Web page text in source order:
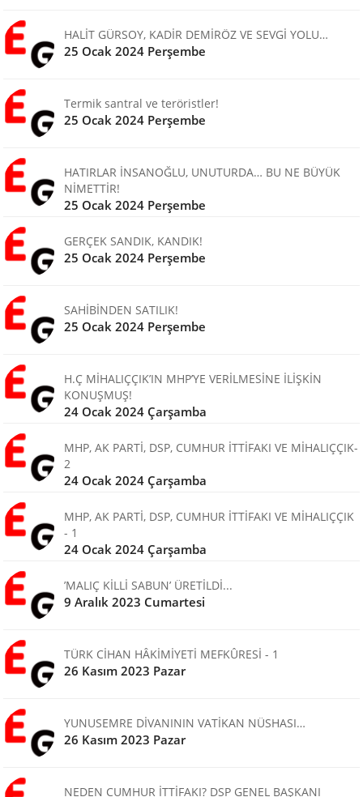
HALİT GÜRSOY, KADİR DEMİRÖZ VE SEVGİ YOLU…
25 Ocak 2024 Perşembe
Termik santral ve teröristler!
25 Ocak 2024 Perşembe
HATIRLAR İNSANOĞLU, UNUTURDA… BU NE BÜYÜK
NİMETTİR!
25 Ocak 2024 Perşembe
GERÇEK SANDIK, KANDIK!
25 Ocak 2024 Perşembe
SAHİBİNDEN SATILIK!
25 Ocak 2024 Perşembe
H.Ç MİHALIÇÇIK’IN MHP’YE VERİLMESİNE İLİŞKİN
KONUŞMUŞ!
24 Ocak 2024 Çarşamba
MHP, AK PARTİ, DSP, CUMHUR İTTİFAKI VE MİHALIÇÇIK-
2
24 Ocak 2024 Çarşamba
MHP, AK PARTİ, DSP, CUMHUR İTTİFAKI VE MİHALIÇÇIK
- 1
24 Ocak 2024 Çarşamba
’MALIÇ KİLLİ SABUN’ ÜRETİLDİ...
9 Aralık 2023 Cumartesi
TÜRK CİHAN HÂKİMİYETİ MEFKÛRESİ - 1
26 Kasım 2023 Pazar
YUNUSEMRE DİVANININ VATİKAN NÜSHASI…
26 Kasım 2023 Pazar
NEDEN CUMHUR İTTİFAKI? DSP GENEL BAŞKANI